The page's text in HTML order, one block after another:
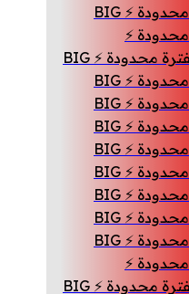
SALE – خصم 33% لفترة محدودة ⚡ BIG
BIG SALE – خصم 33% لفترة محدودة ⚡ BIG
SALE – خصم 33% لفترة محدودة ⚡ BIG
SALE – خصم 33% لفترة محدودة ⚡ BIG
SALE – خصم 33% لفترة محدودة ⚡ BIG
SALE – خصم 33% لفترة محدودة ⚡ BIG
SALE – خصم 33% لفترة محدودة ⚡ BIG
SALE – خصم 33% لفترة محدودة ⚡ BIG
SALE – خصم 33% لفترة محدودة ⚡ BIG
SALE – خصم 33% لفترة محدودة ⚡ BIG
BIG SALE – خصم 33% لفترة محدودة ⚡ BIG